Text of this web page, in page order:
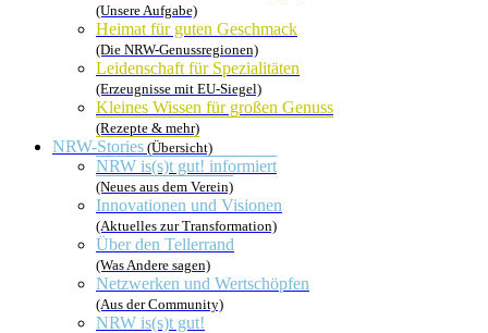
(Unsere Aufgabe)
Heimat für guten Geschmack
(Die NRW-Genussregionen)
Leidenschaft für Spezialitäten
(Erzeugnisse mit EU-Siegel)
Kleines Wissen für großen Genuss
(Rezepte & mehr)
NRW-Stories (Übersicht)
NRW is(s)t gut! informiert
(Neues aus dem Verein)
Innovationen und Visionen
(Aktuelles zur Transformation)
Über den Tellerrand
(Was Andere sagen)
Netzwerken und Wertschöpfen
(Aus der Community)
NRW is(s)t gut!